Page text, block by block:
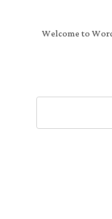
Welcome to